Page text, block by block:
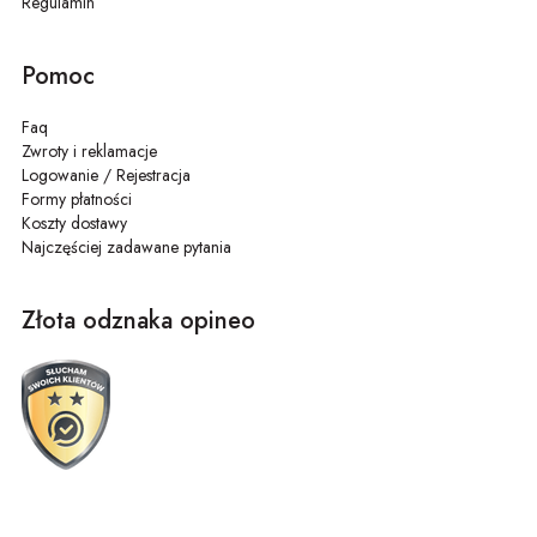
miejscu.
takimi jak
5. Czy można dodawać je do wypieków?
Tak, nadają im kolor, słodycz i ciekawą fakturę.
Pomoc
Faq
Zwroty i reklamacje
Logowanie / Rejestracja
Formy płatności
Koszty dostawy
Najczęściej zadawane pytania
Złota odznaka opineo